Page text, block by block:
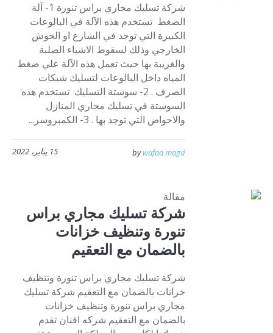
شركة تسليك مجاري براس تنورة 1- آلة
الضغط تستخدم هذه الآلة في البالوعات
الكبيرة التي توجد في الشارع او الحوش
الخارجي وذلك لسقوط الاشياء الصلبة
والغريبة بها حيث تعمل هذه الآلة علي ضغط
المياه داخل البالوعات لتسليك شبكات
الصرف . 2- سوستة التسليك تستخدم هذه
السوستة في تسليك مجاري المنازل
والاحواض التي توجد بها . 3- الكمبروسر...
15 يناير، 2022 bywafaa magd
مقالة
شركة تسليك مجاري براس
تنورة وتنظيف خزانات
بالضمان مع التعقيم
شركة تسليك مجاري براس تنورة وتنظيف
خزانات بالضمان مع التعقيم شركة تسليك
مجاري براس تنورة وتنظيف خزانات
بالضمان مع التعقيم شركه افنان تقدم